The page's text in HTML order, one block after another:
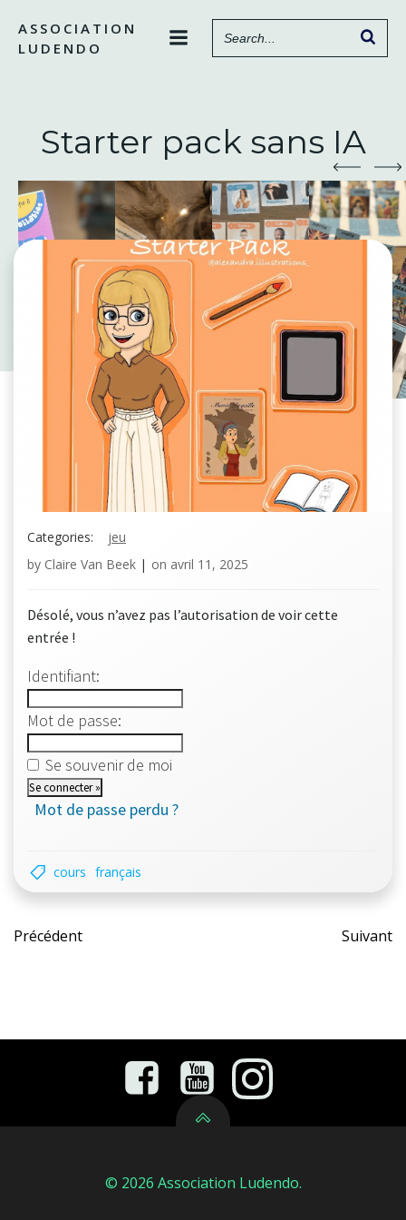
contenu
ASSOCIATION
LUDENDO
Starter pack sans IA
Categories:
jeu
by Claire Van Beek | on avril 11, 2025
Désolé, vous n’avez pas l’autorisation de voir cette
entrée !
Identifiant:
Mot de passe:
Se souvenir de moi
Mot de passe perdu ?
cours français
Post
Précédent Suivant
© 2026 Association Ludendo.